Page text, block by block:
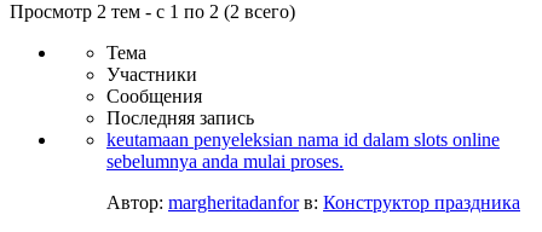
Просмотр 2 тем - с 1 по 2 (2 всего)
Тема
Участники
Сообщения
Последняя запись
keutamaan penyeleksian nama id dalam slots online
sebelumnya anda mulai proses.
Автор: margheritadanfor в: Конструктор праздника